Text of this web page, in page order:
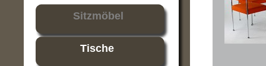
Sitzmöbel
Tische